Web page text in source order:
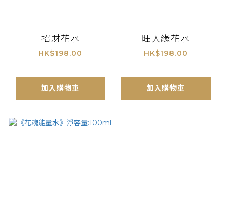
招財花水
HK$198.00
加入購物車
旺人緣花水
HK$198.00
加入購物車